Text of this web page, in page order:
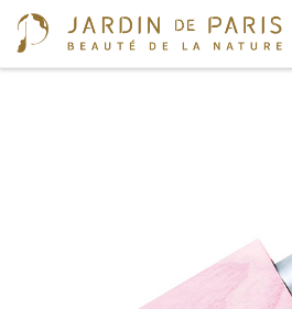
Skip to content